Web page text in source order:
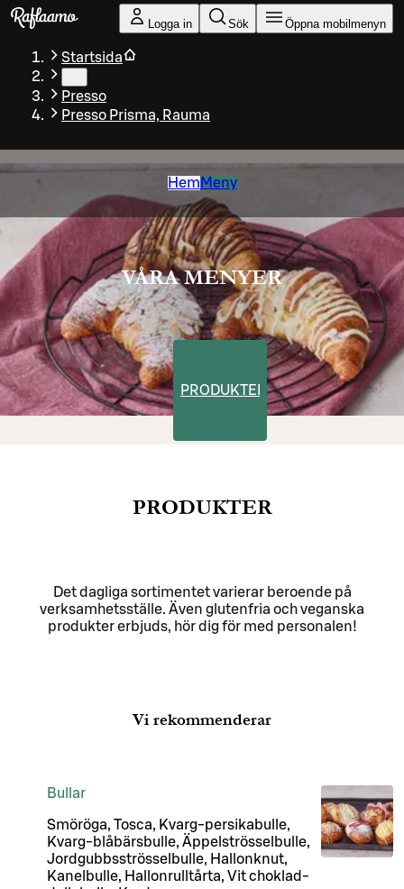
Gå till huvudinnehållet
Logga in Sök Öppna mobilmenyn
Startsida
Presso
Presso Prisma, Rauma
Hem Meny
VÅRA MENYER
PRODUKTER
PRODUKTER
Det dagliga sortimentet varierar beroende på
verksamhetsställe. Även glutenfria och veganska
produkter erbjuds, hör dig för med personalen!
Vi rekommenderar
Bullar
Smöröga, Tosca, Kvarg-persikabulle,
Kvarg-blåbärsbulle, Äppelströsselbulle,
Jordgubbsströsselbulle, Hallonknut,
Kanelbulle, Hallonrulltårta, Vit choklad-